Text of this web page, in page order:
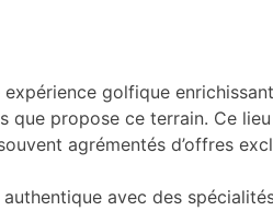
golfique
propose ce terrain. Ce
agrémentés d’offres
avec des